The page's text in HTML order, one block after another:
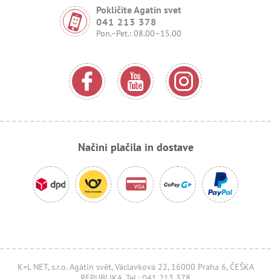
Pokličite Agatin svet
041 213 378
Pon.–Pet.: 08.00–15.00
Načini plačila in dostave
K+L NET, s.r.o. Agátin svět, Václavkova 22, 16000 Praha 6, ČEŠKA